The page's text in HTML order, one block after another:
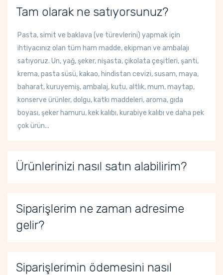
Tam olarak ne satıyorsunuz?
Pasta, simit ve baklava (ve türevlerini) yapmak için
ihtiyacınız olan tüm ham madde, ekipman ve ambalajı
satıyoruz. Un, yağ, şeker, nişasta, çikolata çeşitleri, şanti,
krema, pasta süsü, kakao, hindistan cevizi, susam, maya,
baharat, kuruyemiş, ambalaj, kutu, altlık, mum, maytap,
konserve ürünler, dolgu, katkı maddeleri, aroma, gıda
boyası, şeker hamuru, kek kalıbı, kurabiye kalıbı ve daha pek
çok ürün...
Ürünlerinizi nasıl satın alabilirim?
Siparişlerim ne zaman adresime
gelir?
Siparişlerimin ödemesini nasıl